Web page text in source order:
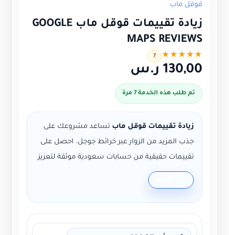
زيادة تقييمات قوقل ماب GOOGLE
MAPS REVIEWS
130,00 ر.س
قوقل ماب
★
★
★
★
★
7
تم طلب هذه الخدمة 7 مرة
زيادة تقييمات قوقل ماب تساعد مشروعك على
جذب المزيد من الزوار عبر خرائط جوجل. احصل على
تقييمات حقيقية من حسابات سعودية موثقة لتعزيز
سمعتك على الإنترنت.
تعليقات يدوية:يمكنك كتابة التعليقات